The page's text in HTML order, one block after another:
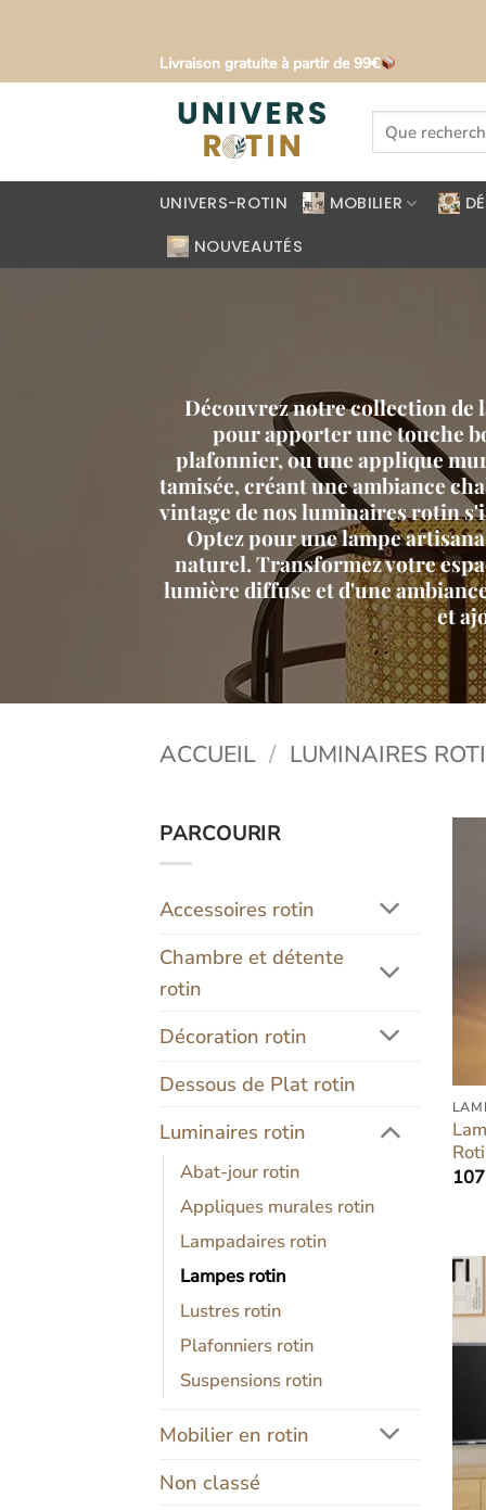
au
Livraison gratuite à partir de 99€
Recherche
pour :
UNIVERS-ROTIN MOBILIER
NOUVEAUTÉS
Découvrez notre collection de
pour apporter une touche
plafonnier, ou une applique
tamisée, créant une ambiance
vintage de nos luminaires rotin
Optez pour une lampe
naturel. Transformez votre
lumière diffuse et d'une
et
ACCUEIL / LUMINAIRES
PARCOURIR
Accessoires rotin
Chambre et détente
rotin
Décoration rotin
Dessous de Plat rotin
Luminaires rotin
Abat-jour rotin
Appliques murales rotin
Lampadaires rotin
Lampes rotin
Lustres rotin
Plafonniers rotin
Suspensions rotin
Mobilier en rotin
Non classé